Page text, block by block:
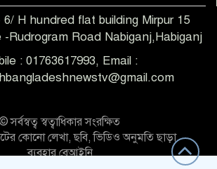
‎নবীগঞ্জে এক সাজাপ্রাপ্ত পলাতক আসামি
শিশু ধর্ষণের অভিযোগে অভিযুক্ত গ্রেফতার ১
H hundred flat building Mirpur 15
Rudrogram Road Nabiganj,Habiganj
: 01763617993, Email :
© সর্বস্বত্ব স্বত্বাধিকার সংরক্ষিত
কোনো লেখা, ছবি, ভিডিও অনুমতি ছাড়া
ব্যবহার বেআইনি